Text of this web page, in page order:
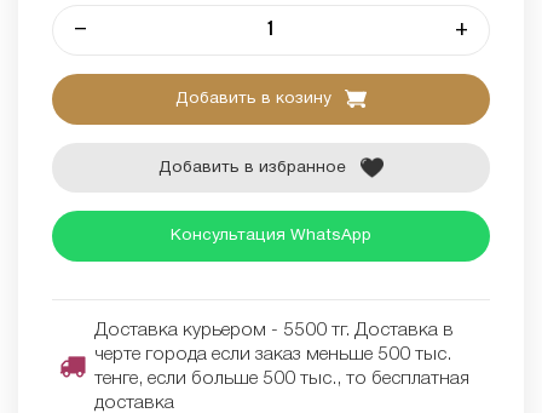
– +
Добавить в козину
Добавить в избранное
Консультация WhatsApp
Доставка курьером - 5500 тг. Доставка в
черте города если заказ меньше 500 тыс.
тенге, если больше 500 тыс., то бесплатная
доставка